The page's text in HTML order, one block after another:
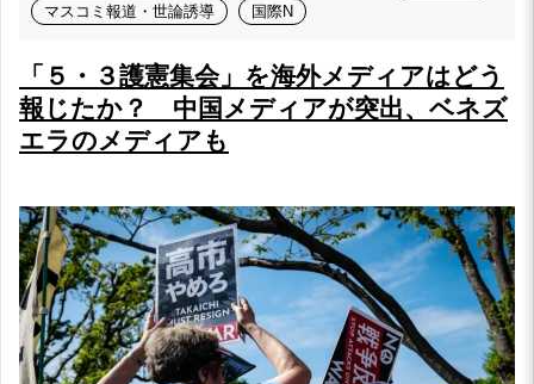
マスコミ報道・世論誘導
国際N
「５・３護憲集会」を海外メディアはどう
報じたか？ 中国メディアが突出、ベネズ
エラのメディアも